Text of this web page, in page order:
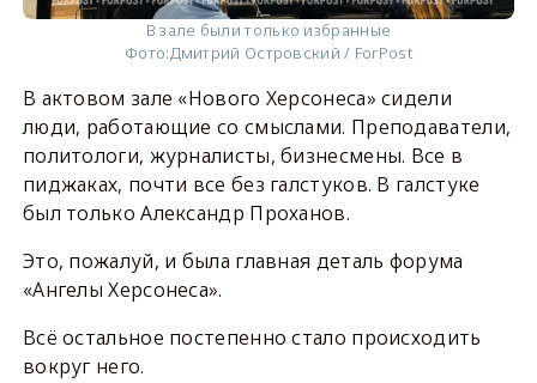
В зале были только избранные
Фото:Дмитрий Островский / ForPost
В актовом зале «Нового Херсонеса» сидели
люди, работающие со смыслами. Преподаватели,
политологи, журналисты, бизнесмены. Все в
пиджаках, почти все без галстуков. В галстуке
был только Александр Проханов.
Это, пожалуй, и была главная деталь форума
«Ангелы Херсонеса».
Всё остальное постепенно стало происходить
вокруг него.